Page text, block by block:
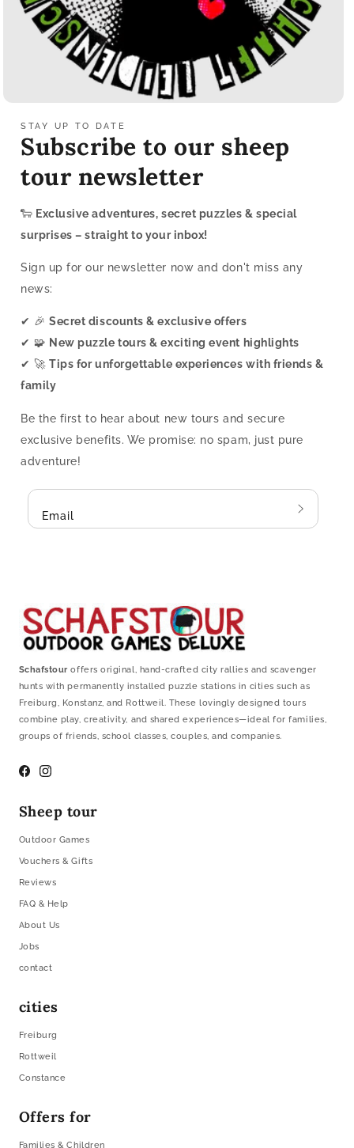
STAY UP TO DATE
Subscribe to our sheep
tour newsletter
🐑 Exclusive adventures, secret puzzles & special
surprises – straight to your inbox!
Sign up for our newsletter now and don't miss any
news:
✔ 🎉Secret discounts & exclusive offers
✔ 🧩 New puzzle tours & exciting event highlights
✔ 🚀Tips for unforgettable experiences with friends &
family
Be the first to hear about new tours and secure
exclusive benefits. We promise: no spam, just pure
adventure!
Email
Schafstour offers original, hand-crafted city rallies and scavenger
hunts with permanently installed puzzle stations in cities such as
Freiburg, Konstanz, and Rottweil. These lovingly designed tours
combine play, creativity, and shared experiences—ideal for families,
groups of friends, school classes, couples, and companies.
Facebook
Instagram
Sheep tour
Outdoor Games
Vouchers & Gifts
Reviews
FAQ & Help
About Us
Jobs
contact
cities
Freiburg
Rottweil
Constance
Offers for
Families & Children